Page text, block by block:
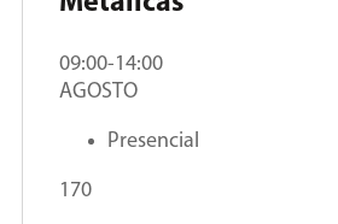
09:00-14:00
AGOSTO
Presencial
170